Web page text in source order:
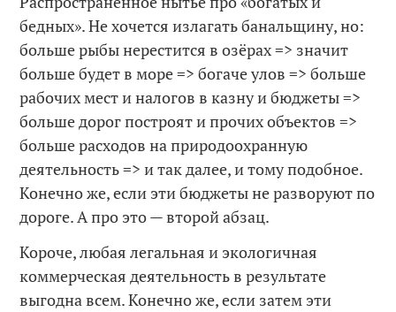
бедных». Не хочется излагать банальщину, но:
больше рыбы нерестится в озёрах => значит
больше будет в море => богаче улов => больше
рабочих мест и налогов в казну и бюджеты =>
больше дорог построят и прочих объектов =>
больше расходов на природоохранную
деятельность => и так далее, и тому подобное.
Конечно же, если эти бюджеты не разворуют по
дороге. А про это — второй абзац.
Короче, любая легальная и экологичная
коммерческая деятельность в результате
выгодна всем. Конечно же, если затем эти